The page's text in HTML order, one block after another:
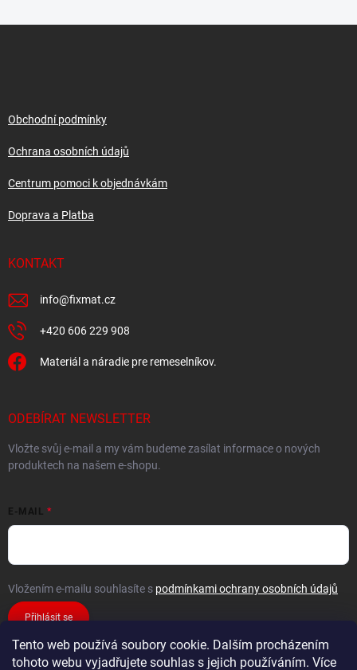
Tento web používá soubory cookie. Dalším procházením
tohoto webu vyjadřujete souhlas s jejich používáním. Více
Obchodní podmínky
Ochrana osobních údajů
Centrum pomoci k objednávkám
Doprava a Platba
KONTAKT
info@fixmat.cz
+420 606 229 908
Materiál a náradie pre remeselníkov.
ODEBÍRAT NEWSLETTER
Vložte svůj e-mail a my vám budeme zasílat informace o nových
produktech na našem e-shopu.
E-MAIL
Vložením e-mailu souhlasíte s podmínkami ochrany osobních údajů
Přihlásit se